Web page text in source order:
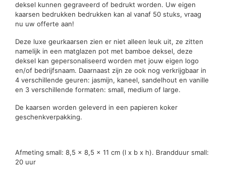
deksel kunnen gegraveerd of bedrukt worden. Uw eigen
kaarsen bedrukken bedrukken kan al vanaf 50 stuks, vraag
nu uw offerte aan!
Deze luxe geurkaarsen zien er niet alleen leuk uit, ze zitten
namelijk in een matglazen pot met bamboe deksel, deze
deksel kan gepersonaliseerd worden met jouw eigen logo
en/of bedrijfsnaam. Daarnaast zijn ze ook nog verkrijgbaar in
4 verschillende geuren: jasmijn, kaneel, sandelhout en vanille
en 3 verschillende formaten: small, medium of large.
De kaarsen worden geleverd in een papieren koker
geschenkverpakking.
Afmeting small: 8,5 x 8,5 x 11 cm (l x b x h). Brandduur small:
20 uur